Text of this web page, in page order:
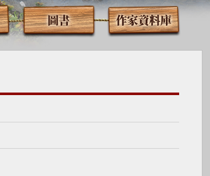
圖書 作家資料庫